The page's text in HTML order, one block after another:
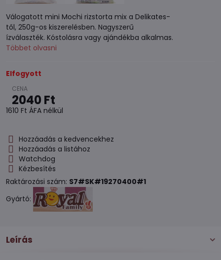
Válogatott mini Mochi rizstorta mix a Delikates-
től, 250g-os kiszerelésben. Nagyszerű
ízválaszték. Kóstolásra vagy ajándékba alkalmas.
Többet olvasni
Elfogyott
2040 Ft
1610 Ft ÁFA nélkül
Hozzáadás a kedvencekhez
Hozzáadás a listához
Watchdog
Kézbesítés
Raktározási szám: S7#SK#19270400#1
Gyártó:
Leírás